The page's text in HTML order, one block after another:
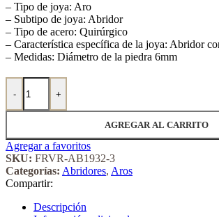
– Tipo de joya: Aro
– Subtipo de joya: Abridor
– Tipo de acero: Quirúrgico
– Característica específica de la joya: Abridor
– Medidas: Diámetro de la piedra 6mm
-
Abridor de Acero Quirúrgico Forever 1932-3
+
AGREGAR AL CARRITO
Agregar a favoritos
SKU: FRVR-AB1932-3
Categorías: Abridores, Aros
Compartir:
Descripción